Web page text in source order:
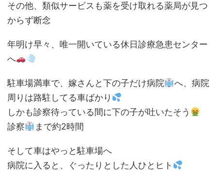
その他、類似サービスも薬を受け取れる薬局が見つ
からず断念
年明け早々、唯一開いている休日診療急患センター
へ
駐車場満車で、嫁さんと下の子だけ病院
へ、病院
周りは路駐してる車ばかり
しかも診察待っている間に下の子が吐いたそう
診察
まで約2時間
そして車はやっと駐車場へ
病院に入ると、ぐったりとした人ひとヒト